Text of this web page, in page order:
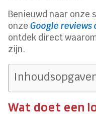
Benieuwd naar onze
onzeGoogle
ontdek direct
zijn.
Wat doet een